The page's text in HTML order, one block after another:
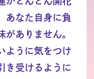
あなた自身に負
ありません。
ように気をつけ
き受けるように